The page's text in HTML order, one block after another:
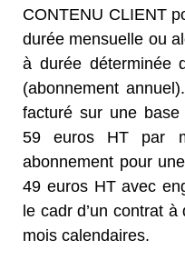
CONTENU CLIENT
durée mensuelle ou
à durée déterminée
(abonnement
facturé sur une
59 euros HT par
abonnement pour
49 euros HT avec
le cadr d’un contrat
mois calendaires.